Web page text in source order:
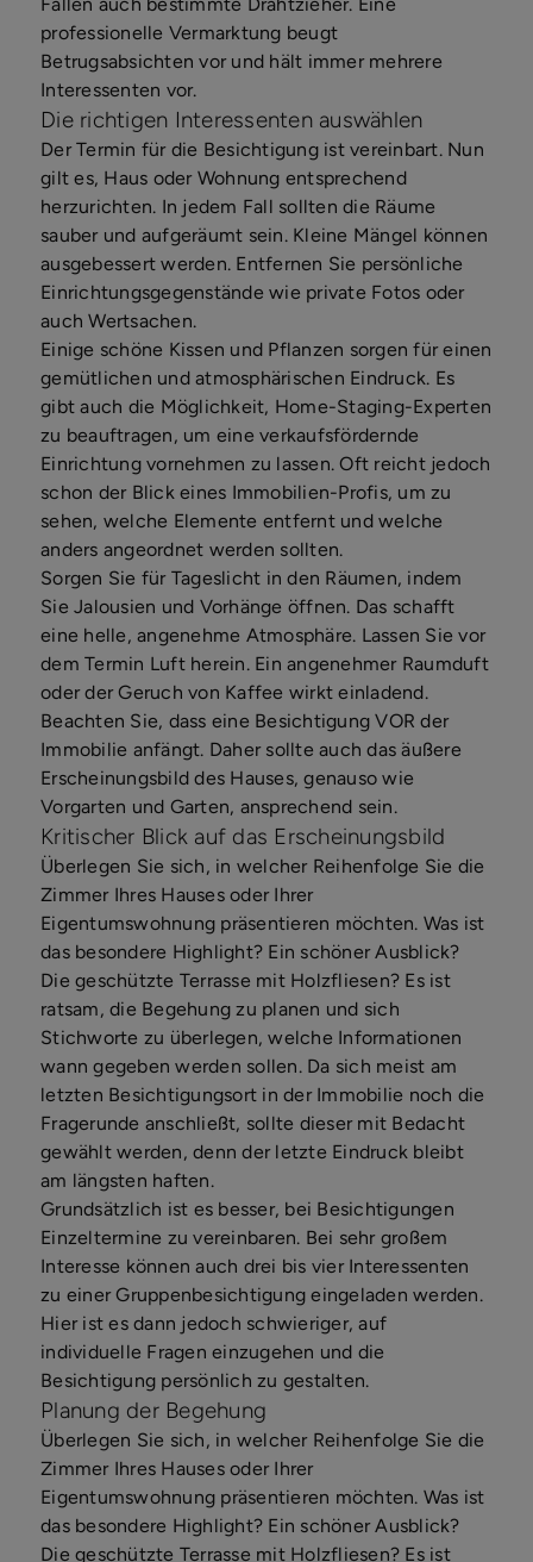
professionelle Vermarktung beugt
Betrugsabsichten vor und hält immer mehrere
Interessenten vor.
Die richtigen Interessenten auswählen
Der Termin für die Besichtigung ist vereinbart. Nun
gilt es, Haus oder Wohnung entsprechend
herzurichten. In jedem Fall sollten die Räume
sauber und aufgeräumt sein. Kleine Mängel können
ausgebessert werden. Entfernen Sie persönliche
Einrichtungsgegenstände wie private Fotos oder
auch Wertsachen.
Einige schöne Kissen und Pflanzen sorgen für einen
gemütlichen und atmosphärischen Eindruck. Es
gibt auch die Möglichkeit, Home-Staging-Experten
zu beauftragen, um eine verkaufsfördernde
Einrichtung vornehmen zu lassen. Oft reicht jedoch
schon der Blick eines Immobilien-Profis, um zu
sehen, welche Elemente entfernt und welche
anders angeordnet werden sollten.
Sorgen Sie für Tageslicht in den Räumen, indem
Sie Jalousien und Vorhänge öffnen. Das schafft
eine helle, angenehme Atmosphäre. Lassen Sie vor
dem Termin Luft herein. Ein angenehmer Raumduft
oder der Geruch von Kaffee wirkt einladend.
Beachten Sie, dass eine Besichtigung VOR der
Immobilie anfängt. Daher sollte auch das äußere
Erscheinungsbild des Hauses, genauso wie
Vorgarten und Garten, ansprechend sein.
Kritischer Blick auf das Erscheinungsbild
Überlegen Sie sich, in welcher Reihenfolge Sie die
Zimmer Ihres Hauses oder Ihrer
Eigentumswohnung präsentieren möchten. Was ist
das besondere Highlight? Ein schöner Ausblick?
Die geschützte Terrasse mit Holzfliesen? Es ist
ratsam, die Begehung zu planen und sich
Stichworte zu überlegen, welche Informationen
wann gegeben werden sollen. Da sich meist am
letzten Besichtigungsort in der Immobilie noch die
Fragerunde anschließt, sollte dieser mit Bedacht
gewählt werden, denn der letzte Eindruck bleibt
am längsten haften.
Grundsätzlich ist es besser, bei Besichtigungen
Einzeltermine zu vereinbaren. Bei sehr großem
Interesse können auch drei bis vier Interessenten
zu einer Gruppenbesichtigung eingeladen werden.
Hier ist es dann jedoch schwieriger, auf
individuelle Fragen einzugehen und die
Besichtigung persönlich zu gestalten.
Planung der Begehung
Überlegen Sie sich, in welcher Reihenfolge Sie die
Zimmer Ihres Hauses oder Ihrer
Eigentumswohnung präsentieren möchten. Was ist
das besondere Highlight? Ein schöner Ausblick?
Die geschützte Terrasse mit Holzfliesen? Es ist